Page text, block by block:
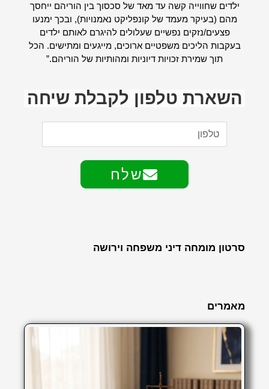
ילדים שחווייה קשה עד מאד של סכסוך בין הוריהם ייחסך
מהם (בעיקר מעמד של קונפליקט נאמנויות), ובכך ימנעו
פצעים/נזקים נפשיים שעלולים להיגרם לאותם ילדים
בעקבות הליכים משפטיים ארוכים, מייגעים ומתישים. הכל
תוך שמירת זכויות דיוניות ומהותיות של הוריהם.”
השארת טלפון לקבלת שיחה
שלח
סרטון מומחה דיני משפחה וירושה
מאמרים